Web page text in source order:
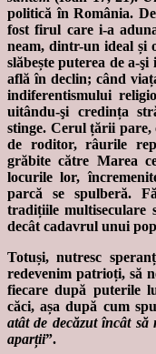
politică în România.
fost firul care i-a
neam, dintr-un ideal și
slăbește puterea de a-
află în declin; când
indiferentismului
uitându-şi credința
stinge. Cerul țării pare,
de roditor, râurile
grăbite către Marea
locurile lor,
parcă se spulberă.
tradițiile multiseculare
decât cadavrul unui
Totuși, nutresc
redevenim patrioți, să
fiecare după puterile
căci, așa după cum
atât de decăzut încât
aparții”.